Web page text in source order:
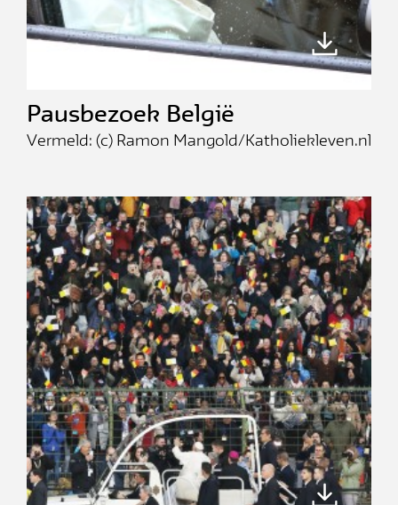
Pausbezoek België
Vermeld: (c) Ramon Mangold/Katholiekleven.nl